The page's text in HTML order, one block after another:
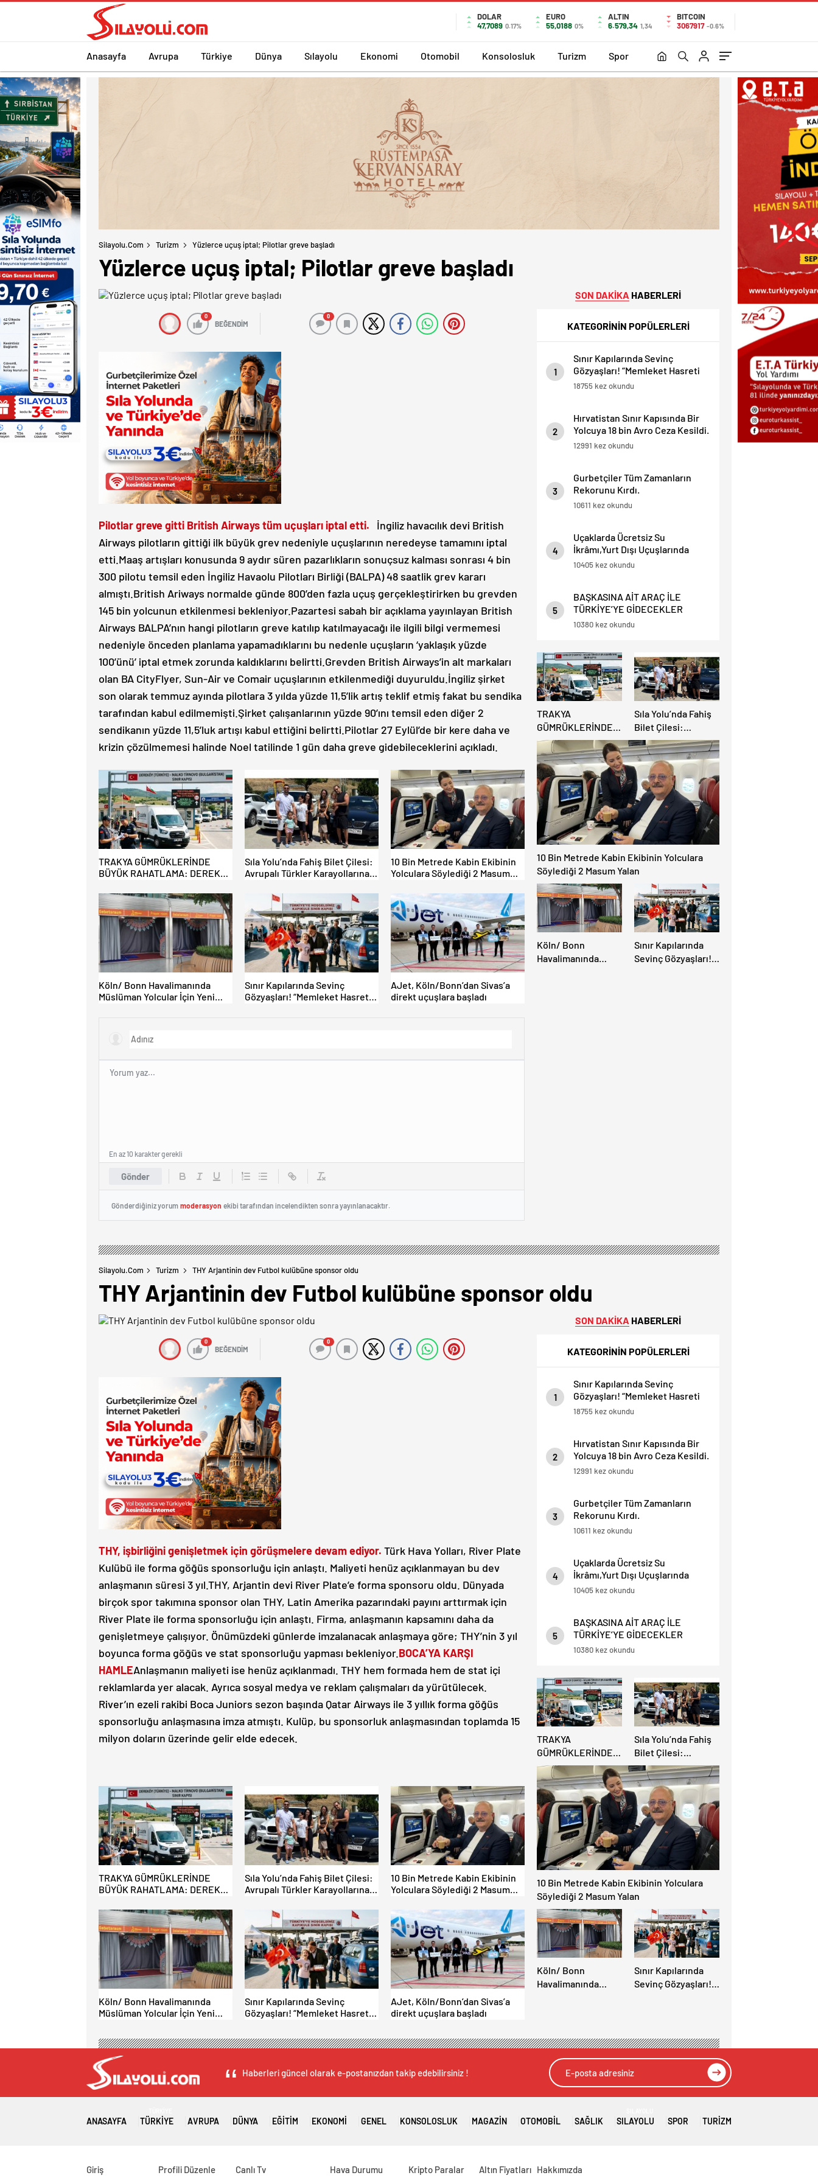
DOLAR
47,7089 0.17%
EURO
55,0188 0%
ALTIN
6.579,34 1,34
BITCOIN
3067917 -0.6%
Anasayfa Avrupa Türkiye Dünya Sılayolu Ekonomi Otomobil Konsolosluk Turizm Spor
Silayolu.com Turizm Yüzlerce uçuş iptal; Pilotlar greve başladı
Yüzlerce uçuş iptal; Pilotlar greve başladı
0
BEĞENDİM
0
Pilotlar greve gitti British Airways tüm uçuşları iptal etti.
İngiliz havacılık devi British
Airways pilotların gittiği ilk büyük grev nedeniyle uçuşlarının neredeyse tamamını iptal
etti.Maaş artışları konusunda 9 aydır süren pazarlıkların sonuçsuz kalması sonrası 4 bin
300 pilotu temsil eden İngiliz Havaolu Pilotları Birliği (BALPA) 48 saatlik grev kararı
almıştı.British Ariways normalde günde 800’den fazla uçuş gerçekleştirirken bu grevden
145 bin yolcunun etkilenmesi bekleniyor.Pazartesi sabah bir açıklama yayınlayan British
Airways BALPA’nın hangi pilotların greve katılıp katılmayacağı ile ilgili bilgi vermemesi
nedeniyle önceden planlama yapamadıklarını bu nedenle uçuşların ‘yaklaşık yüzde
100’ünü’ iptal etmek zorunda kaldıklarını belirtti.Grevden British Airways’in alt markaları
olan BA CityFlyer, Sun-Air ve Comair uçuşlarının etkilenmediği duyuruldu.İngiliz şirket
son olarak temmuz ayında pilotlara 3 yılda yüzde 11,5’lik artış teklif etmiş fakat bu sendika
tarafından kabul edilmemişti.Şirket çalışanlarının yüzde 90’ını temsil eden diğer 2
sendikanın yüzde 11,5’luk artışı kabul ettiğini belirtti.Pilotlar 27 Eylül’de bir kere daha ve
krizin çözülmemesi halinde Noel tatilinde 1 gün daha greve gidebileceklerini açıkladı.
TRAKYA GÜMRÜKLERİNDE
BÜYÜK RAHATLAMA: DEREKÖY
AÇILIYOR!
Sıla Yolu’nda Fahiş Bilet Çilesi:
Avrupalı Türkler Karayollarına
10 Bin Metrede Kabin Ekibinin
Yolculara Söylediği 2 Masum
Köln/ Bonn Havalimanında
Müslüman Yolcular İçin Yeni
Sınır Kapılarında Sevinç
Gözyaşları! “Memleket Hasreti
AJet, Köln/Bonn’dan Sivas’a
direkt uçuşlara başladı
Gönder
En az 10 karakter gerekli
Gönderdiğiniz yorum moderasyon ekibi tarafından incelendikten sonra yayınlanacaktır.
SON DAKİKA HABERLERİ
KATEGORİNİN POPÜLERLERİ
1
Sınır Kapılarında Sevinç
Gözyaşları! “Memleket Hasreti
Bambaşka!
18755 kez okundu
2
Hırvatistan Sınır Kapısında Bir
Yolcuya 18 bin Avro Ceza Kesildi.
12991 kez okundu
3
Gurbetçiler Tüm Zamanların
Rekorunu Kırdı.
10611 kez okundu
4
Uçaklarda Ücretsiz Su
İkrâmı,Yurt Dışı Uçuşlarında
Sınırlı Yolculara Yapılacak.
10405 kez okundu
5
BAŞKASINA AİT ARAÇ İLE
TÜRKİYE’YE GİDECEKLER
DİKKAT ! BU HABERİ OKUMADAN
10380 kez okundu
TRAKYA
GÜMRÜKLERİNDE
BÜYÜK
RAHATLAMA:
DEREKÖY HAFİF
TİCARİ ARAÇLARA
AÇILIYOR!
Sıla Yolu’nda Fahiş
Bilet Çilesi:
Avrupalı Türkler
Karayollarına Akın
Etti, Gümrükler
Kilitlendi!
10 Bin Metrede Kabin Ekibinin Yolculara
Söylediği 2 Masum Yalan
Köln/ Bonn
Havalimanında
Sınır Kapılarında
Sevinç Gözyaşları!
Silayolu.com Turizm THY Arjantinin dev Futbol kulübüne sponsor oldu
THY Arjantinin dev Futbol kulübüne sponsor oldu
0
BEĞENDİM
0
THY, işbirliğini genişletmek için görüşmelere devam ediyor. Türk Hava Yolları, River Plate
Kulübü ile forma göğüs sponsorluğu için anlaştı. Maliyeti henüz açıklanmayan bu dev
anlaşmanın süresi 3 yıl.THY, Arjantin devi River Plate’e forma sponsoru oldu. Dünyada
birçok spor takımına sponsor olan THY, Latin Amerika pazarındaki payını arttırmak için
River Plate ile forma sponsorluğu için anlaştı. Firma, anlaşmanın kapsamını daha da
genişletmeye çalışıyor. Önümüzdeki günlerde imzalanacak anlaşmaya göre; THY’nin 3 yıl
boyunca forma göğüs ve stat sponsorluğu yapması bekleniyor.BOCA’YA KARŞI
HAMLEAnlaşmanın maliyeti ise henüz açıklanmadı. THY hem formada hem de stat içi
reklamlarda yer alacak. Ayrıca sosyal medya ve reklam çalışmaları da yürütülecek.
River’ın ezeli rakibi Boca Juniors sezon başında Qatar Airways ile 3 yıllık forma göğüs
sponsorluğu anlaşmasına imza atmıştı. Kulüp, bu sponsorluk anlaşmasından toplamda 15
milyon doların üzerinde gelir elde edecek.
TRAKYA GÜMRÜKLERİNDE
BÜYÜK RAHATLAMA: DEREKÖY
AÇILIYOR!
Sıla Yolu’nda Fahiş Bilet Çilesi:
Avrupalı Türkler Karayollarına
10 Bin Metrede Kabin Ekibinin
Yolculara Söylediği 2 Masum
Köln/ Bonn Havalimanında
Müslüman Yolcular İçin Yeni
Sınır Kapılarında Sevinç
Gözyaşları! “Memleket Hasreti
AJet, Köln/Bonn’dan Sivas’a
direkt uçuşlara başladı
SON DAKİKA HABERLERİ
KATEGORİNİN POPÜLERLERİ
1
Sınır Kapılarında Sevinç
Gözyaşları! “Memleket Hasreti
Bambaşka!
18755 kez okundu
2
Hırvatistan Sınır Kapısında Bir
Yolcuya 18 bin Avro Ceza Kesildi.
12991 kez okundu
3
Gurbetçiler Tüm Zamanların
Rekorunu Kırdı.
10611 kez okundu
4
Uçaklarda Ücretsiz Su
İkrâmı,Yurt Dışı Uçuşlarında
Sınırlı Yolculara Yapılacak.
10405 kez okundu
5
BAŞKASINA AİT ARAÇ İLE
TÜRKİYE’YE GİDECEKLER
DİKKAT ! BU HABERİ OKUMADAN
10380 kez okundu
TRAKYA
GÜMRÜKLERİNDE
BÜYÜK
RAHATLAMA:
DEREKÖY HAFİF
TİCARİ ARAÇLARA
AÇILIYOR!
Sıla Yolu’nda Fahiş
Bilet Çilesi:
Avrupalı Türkler
Karayollarına Akın
Etti, Gümrükler
Kilitlendi!
10 Bin Metrede Kabin Ekibinin Yolculara
Söylediği 2 Masum Yalan
Köln/ Bonn
Havalimanında
Sınır Kapılarında
Sevinç Gözyaşları!
Haberleri güncel olarak e-postanızdan takip edebilirsiniz !
ANASAYFA TÜRKIYE AVRUPA DÜNYA EĞITIM EKONOMI GENEL KONSOLOSLUK MAGAZIN OTOMOBIL SAĞLIK SILAYOLU SPOR TURIZM
Giriş Profili Düzenle Canlı Tv Hava Durumu Kripto Paralar Altın Fiyatları Hakkımızda